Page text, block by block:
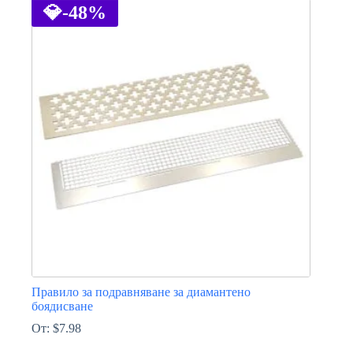
has
multiple
be
chosen
on
the
page
💎-48%
Правило за подравняване за диамантено
боядисване
От: $7.98